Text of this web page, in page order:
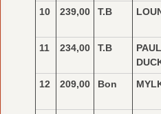
10 239,00 T.B
11
234,00 T.B
12 209,00 Bon